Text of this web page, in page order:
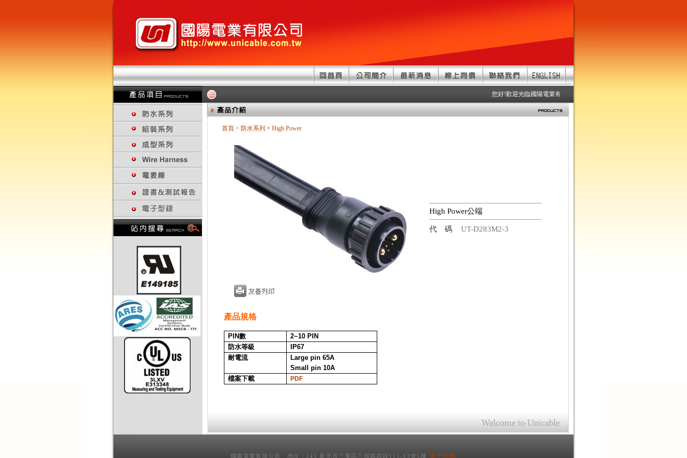
您好!歡迎光臨國陽電業有限公司 服務項目：防水連接器、防水接頭、
首頁 > 防水系列 > High Power
High Power公端
代碼 UT-D283M2-3
產品規格
PIN數 2~10 PIN
防水等級
IP67
耐電流
Large pin 65A
Small pin 10A
檔案下載
PDF
國陽電業有限公司 地址：241 新北市三重區三和路四段111-33號5樓 電子地圖